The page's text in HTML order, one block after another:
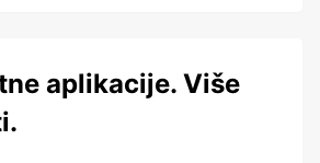
aplikacije. Više